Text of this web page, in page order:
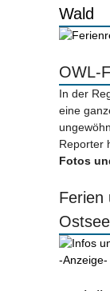
Wald
OWL-
In der
eine
Reporter
Fotos
Ferien
Ostsee
-Anzeige-